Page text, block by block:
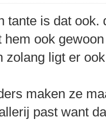
tante is dat ook.
hem ook
zolang ligt er
maken ze
past want